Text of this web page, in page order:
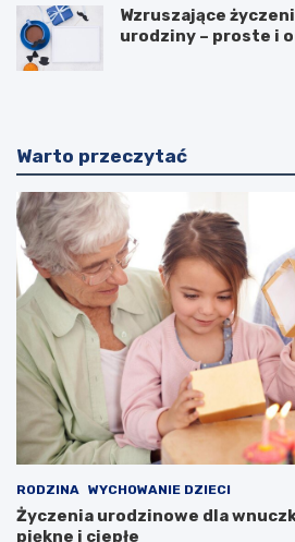
Wzruszające
urodziny – proste i
Warto przeczytać
RODZINA WYCHOWANIE DZIECI
Życzenia urodzinowe dla
piękne i ciepłe